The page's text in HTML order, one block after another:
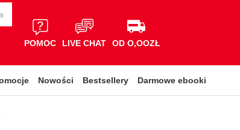
POMOC LIVE CHAT OD O,OOZŁ
Nowości Bestsellery Darmowe ebooki